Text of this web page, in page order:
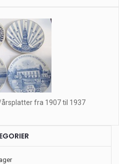
årsplatter fra 1907 til 1937